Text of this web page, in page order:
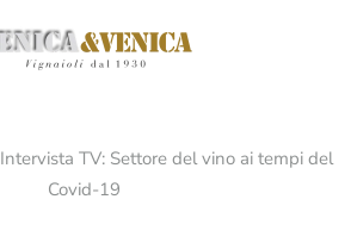
Intervista TV: Settore del vino ai tempi del
Covid-19